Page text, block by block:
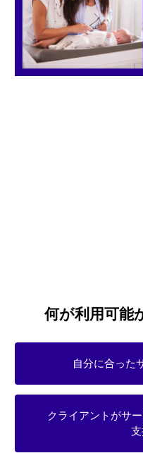
何が利用可能
自分に合った
クライアントがサ